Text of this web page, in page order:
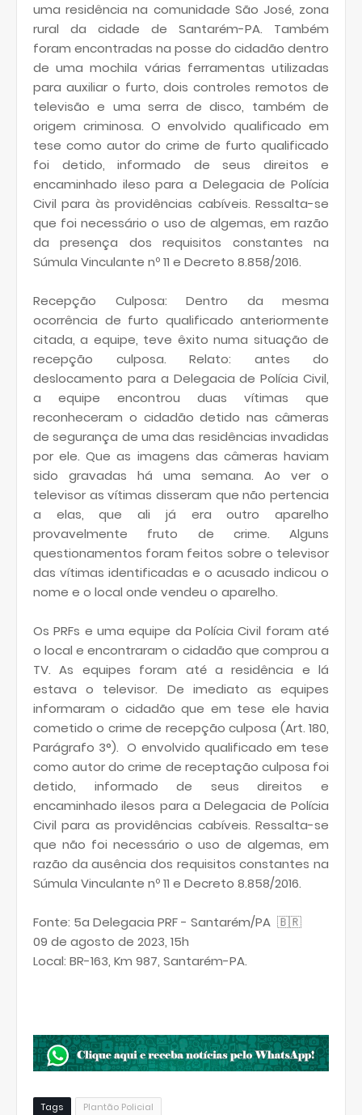
uma residência na comunidade São José, zona
rural da cidade de Santarém-PA. Também
foram encontradas na posse do cidadão dentro
de uma mochila várias ferramentas utilizadas
para auxiliar o furto, dois controles remotos de
televisão e uma serra de disco, também de
origem criminosa. O envolvido qualificado em
tese como autor do crime de furto qualificado
foi detido, informado de seus direitos e
encaminhado ileso para a Delegacia de Polícia
Civil para às providências cabíveis. Ressalta-se
que foi necessário o uso de algemas, em razão
da presença dos requisitos constantes na
Súmula Vinculante nº 11 e Decreto 8.858/2016.
Recepção Culposa: Dentro da mesma
ocorrência de furto qualificado anteriormente
citada, a equipe, teve êxito numa situação de
recepção culposa. Relato: antes do
deslocamento para a Delegacia de Polícia Civil,
a equipe encontrou duas vítimas que
reconheceram o cidadão detido nas câmeras
de segurança de uma das residências invadidas
por ele. Que as imagens das câmeras haviam
sido gravadas há uma semana. Ao ver o
televisor as vítimas disseram que não pertencia
a elas, que ali já era outro aparelho
provavelmente fruto de crime. Alguns
questionamentos foram feitos sobre o televisor
das vítimas identificadas e o acusado indicou o
nome e o local onde vendeu o aparelho.
Os PRFs e uma equipe da Polícia Civil foram até
o local e encontraram o cidadão que comprou a
TV. As equipes foram até a residência e lá
estava o televisor. De imediato as equipes
informaram o cidadão que em tese ele havia
cometido o crime de recepção culposa (Art. 180,
Parágrafo 3°). O envolvido qualificado em tese
como autor do crime de receptação culposa foi
detido, informado de seus direitos e
encaminhado ilesos para a Delegacia de Polícia
Civil para as providências cabíveis. Ressalta-se
que não foi necessário o uso de algemas, em
razão da ausência dos requisitos constantes na
Súmula Vinculante nº 11 e Decreto 8.858/2016.
Fonte: 5a Delegacia PRF - Santarém/PA 🇧🇷
09 de agosto de 2023, 15h
Local: BR-163, Km 987, Santarém-PA.
Tags Plantão Policial